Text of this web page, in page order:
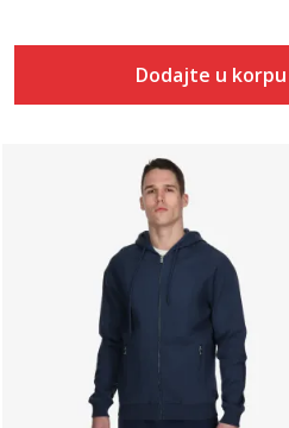
Dodajte u korpu
Uporedi